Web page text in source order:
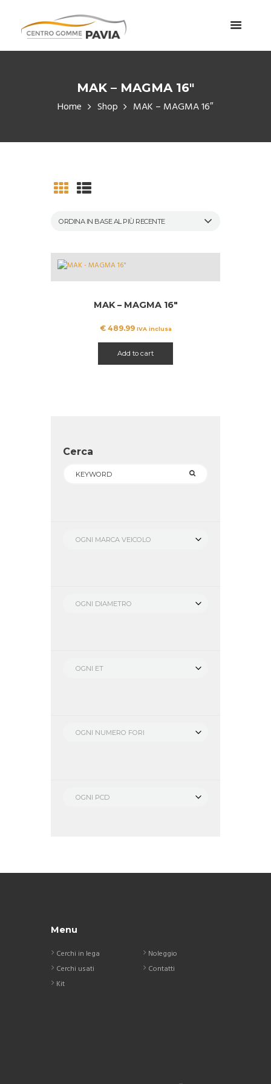
MAK – MAGMA 16″
Home Shop MAK – MAGMA 16″
MAK – MAGMA 16″
€489.99 IVA inclusa
Add to cart
Cerca
OGNI MARCA VEICOLO
OGNI DIAMETRO
OGNI ET
OGNI NUMERO FORI
OGNI PCD
Menu
Cerchi in lega
Cerchi usati
Kit
Noleggio
Contatti